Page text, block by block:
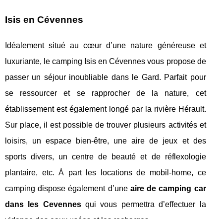
Isis en Cévennes
Idéalement situé au cœur d’une nature généreuse et
luxuriante, le camping Isis en Cévennes vous propose de
passer un séjour inoubliable dans le Gard. Parfait pour
se ressourcer et se rapprocher de la nature, cet
établissement est également longé par la rivière Hérault.
Sur place, il est possible de trouver plusieurs activités et
loisirs, un espace bien-être, une aire de jeux et des
sports divers, un centre de beauté et de réflexologie
plantaire, etc. À part les locations de mobil-home, ce
camping dispose également d’une aire de camping car
dans les Cevennesqui vous permettra d’effectuer la